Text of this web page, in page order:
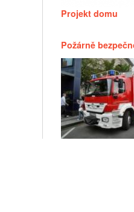
Projekt domu
Požárně